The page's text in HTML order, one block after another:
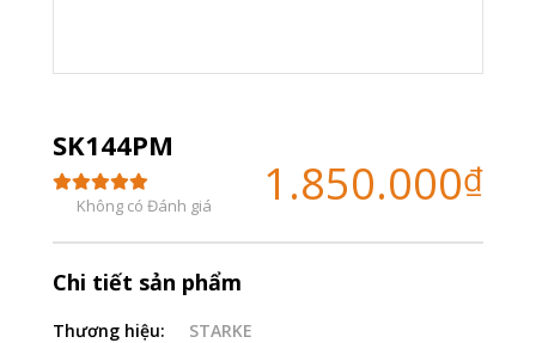
SK144PM
Không có Đánh giá 1.850.000₫
Chi tiết sản phẩm
Thương hiệu:
STARKE